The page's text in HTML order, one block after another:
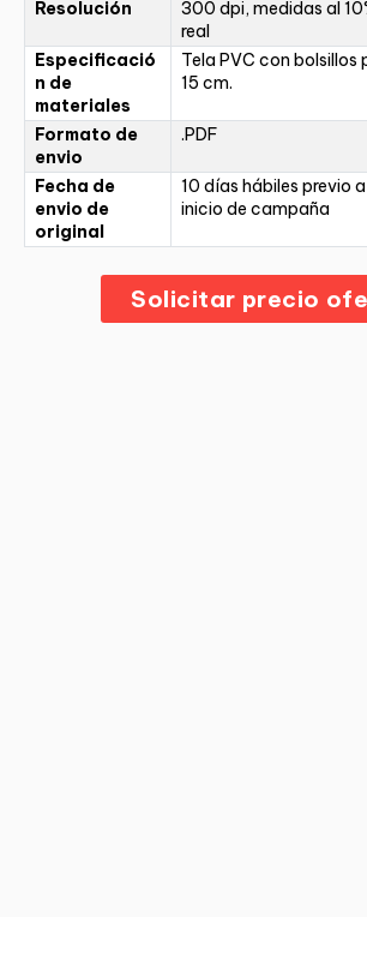
Resolución
300 dpi, medidas al
real
Especificació
n de
materiales
Tela PVC con bolsillos
15 cm.
Formato de
envio
.PDF
Fecha de
envio de
original
10 días hábiles previo
inicio de campaña
Solicitar precio